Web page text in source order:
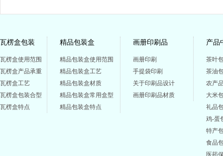
瓦楞盒包装
瓦楞盒使用范围
瓦楞盒产品承重
瓦楞盒工艺
瓦楞盒包装合型
瓦楞盒特点
精品包装盒
精品包装盒使用范围
精品包装盒工艺
精品包装盒材质
精品包装盒常用盒型
精品包装盒特点
画册印刷品
画册印刷
手提袋印刷
关于印刷品设计
画册印刷品材质
产品
茶叶
茶油
农产
大米
礼品
鸡-蛋
特产
食品
医药